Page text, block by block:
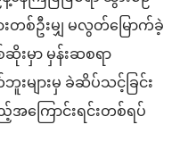
စ်ဦးမျှ မလွတ်မြောက်ခဲ့
းမှာ မှန်းဆစရာ
များမှ ခဲဆိပ်သင့်ခြင်း
အကြောင်းရင်းတစ်ရပ်